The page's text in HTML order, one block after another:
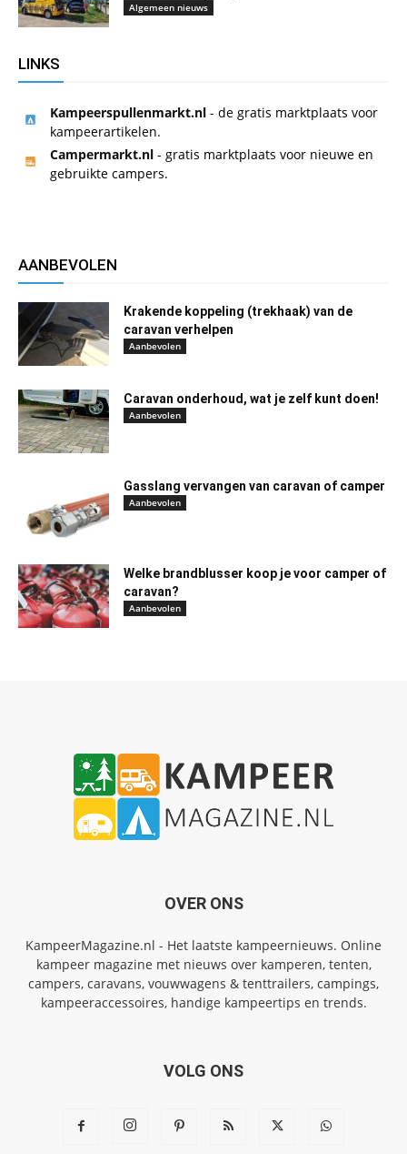
Algemeen nieuws
LINKS
Kampeerspullenmarkt.nl - de gratis marktplaats voor
kampeerartikelen.
Campermarkt.nl - gratis marktplaats voor nieuwe en
gebruikte campers.
AANBEVOLEN
Krakende koppeling (trekhaak) van de
caravan verhelpen
Aanbevolen
Caravan onderhoud, wat je zelf kunt doen!
Aanbevolen
Gasslang vervangen van caravan of camper
Aanbevolen
Welke brandblusser koop je voor camper of
caravan?
Aanbevolen
OVER ONS
KampeerMagazine.nl - Het laatste kampeernieuws. Online
kampeer magazine met nieuws over kamperen, tenten,
campers, caravans, vouwwagens & tenttrailers, campings,
kampeeraccessoires, handige kampeertips en trends.
VOLG ONS